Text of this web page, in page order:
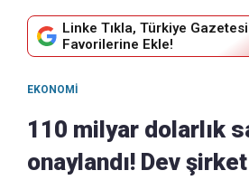
Linke Tıkla, Türkiye
Favorilerine Ekle!
EKONOMI
110 milyar dolarlık
onaylandı! Dev şirket